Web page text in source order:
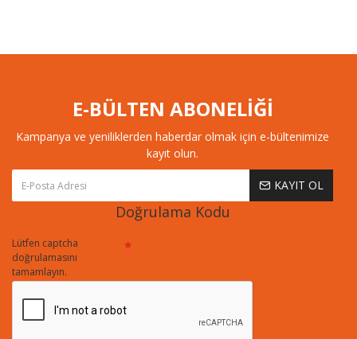
E-BÜLTEN ABONELİĞİ
Kampanya ve yeniliklerden haberdar olmak için e-bültenimize
kayıt olun.
KAYIT OL
Doğrulama Kodu
Lütfen captcha
doğrulamasını
tamamlayın.